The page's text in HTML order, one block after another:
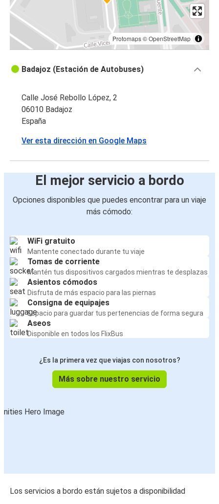
Protomaps©OpenStreetMap
Badajoz (Estación de Autobuses)
Calle José Rebollo López, 2
06010 Badajoz
España
Ver esta dirección en Google Maps
El mejor servicio a bordo
Opciones disponibles que puedes encontrar para un viaje
más cómodo:
WiFi gratuito
Mantente conectado durante tu viaje
Tomas de corriente
Mantén tus dispositivos cargados mientras te desplazas
Asientos cómodos
Disfruta de más espacio para las piernas
Consigna de equipajes
Espacio para guardar tus pertenencias de forma segura
Aseos
Disponible en todos los FlixBus
¿Es la primera vez que viajas con nosotros?
Más sobre nuestro servicio
Los servicios a bordo están sujetos a disponibilidad